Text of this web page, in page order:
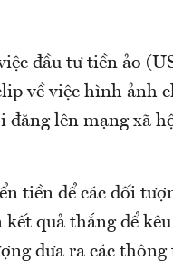
đầu tư tiền ảo
về việc hình ảnh
lên mạng xã
tiền để các đối
quả thắng để
đưa ra các